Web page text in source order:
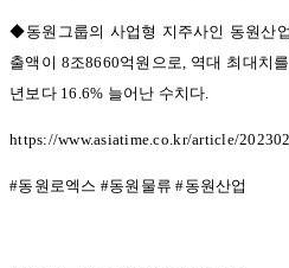
◆동원그룹의 사업형 지주사인 동원산
출액이 8조8660억원으로, 역대 최대치
년보다 16.6% 늘어난 수치다.
https://www.asiatime.co.kr/article/
#동원로엑스 #동원물류#동원산업